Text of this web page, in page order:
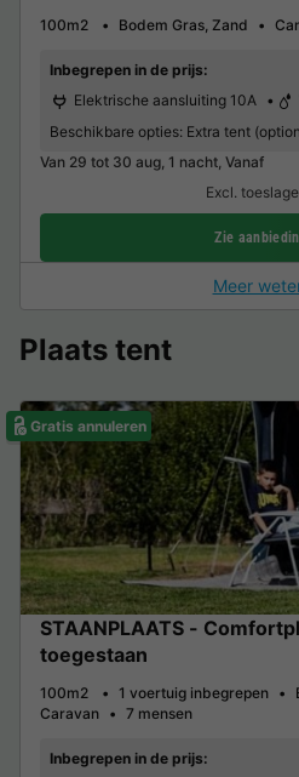
100m2 Bodem Gras, Zand
Inbegrepen in de prijs:
Elektrische aansluiting 10A
Beschikbare opties: Extra tent
Van 29 tot 30 aug, 1 nacht, Vanaf
Excl.
Zie
Meer
Plaats tent
Gratis annuleren
STAANPLAATS -
toegestaan
100m2 1 voertuig inbegrepen
Caravan
7 mensen
Inbegrepen in de prijs: